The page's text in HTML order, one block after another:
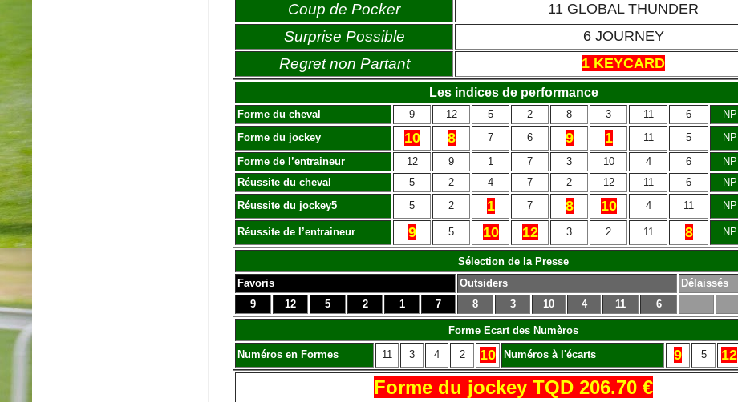
Coup de Pocker 11 GLOBAL THUNDER
Surprise Possible 6 JOURNEY
Regret non Partant 1 KEYCARD
Les indices de performance
Forme du cheval 9 12 5 2 8 3 11 6 NP
Forme du jockey
10 8 7 6 9 1 11 5 NP
Forme de l’entraineur
12 9 1 7 3 10 4 6 NP
Réussite du cheval
5 2 4 7 2 12 11 6 NP
Réussite du jockey5
5 2 1 7 8 10 4 11 NP
Réussite de l’entraineur 9 5 10 12 3 2 11 8 NP
Sélection de la Presse
Favoris
Outsiders
Délaissés
9
12 5 2 1 7 8 3 10 4 11 6
Forme Ecart des Numèros
Numéros en Formes
11 3 4 2 10 Numéros à l'écarts 9 5 12
Forme du jockey TQD 206.70 €